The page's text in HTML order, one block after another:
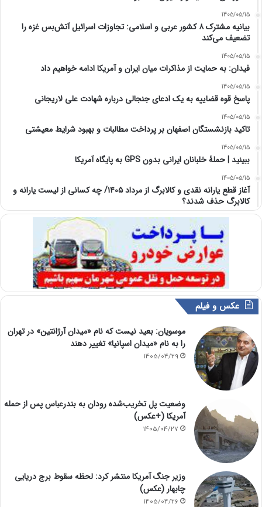
1405/05/15
بیانیه مشترک ۸ کشور عربی و اسلامی: تجاوزات اسرائیل آتش‌بس غزه را
تضعیف می‌کند
1405/05/15
فیدان: به حمایت از مذاکرات میان ایران و آمریکا ادامه خواهیم داد
1405/05/15
پاسخ قوه قضاییه به یک ادعای جنجالی درباره شهادت علی لاریجانی
1405/05/15
تاکید بازنشستگان اصفهان بر پرداخت مطالبات و بهبود شرایط معیشتی
1405/05/15
ببینید | حملۀ خلبانان ایرانی بدون GPS به پایگاه آمریکا
1405/05/15
آغاز قطع یارانه نقدی و کالابرگ از مرداد ۱۴۰۵/ چه کسانی از لیست یارانه و
کالابرگ حذف شدند؟
عکس و فیلم
موسویان: بعید نیست که نام «میدان آرژانتین» در تهران
را به نام «میدان اسپانیا» تغییر دهند
1405/04/29
وضعیت پل تخریب‌شده رودان به بندرعباس پس از حمله
آمریکا (+عکس)
1405/04/27
وزیر جنگ آمریکا منتشر کرد: لحظه سقوط برج دریایی
چابهار (عکس)
1405/04/26